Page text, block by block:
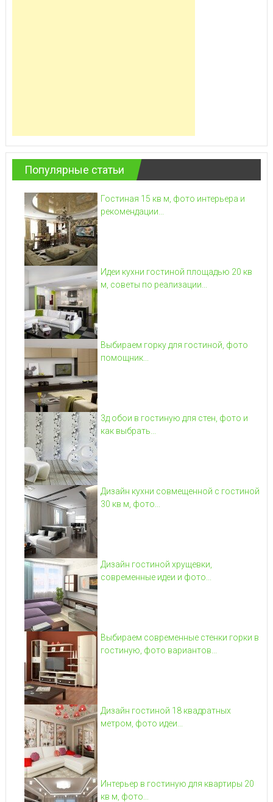
Популярные статьи
Гостиная 15 кв м, фото интерьера и
рекомендации...
Идеи кухни гостиной площадью 20 кв
м, советы по реализации...
Выбираем горку для гостиной, фото
помощник...
3д обои в гостиную для стен, фото и
как выбрать...
Дизайн кухни совмещенной с гостиной
30 кв м, фото...
Дизайн гостиной хрущевки,
современные идеи и фото...
Выбираем современные стенки горки в
гостиную, фото вариантов...
Дизайн гостиной 18 квадратных
метром, фото идеи...
Интерьер в гостиную для квартиры 20
кв м, фото...